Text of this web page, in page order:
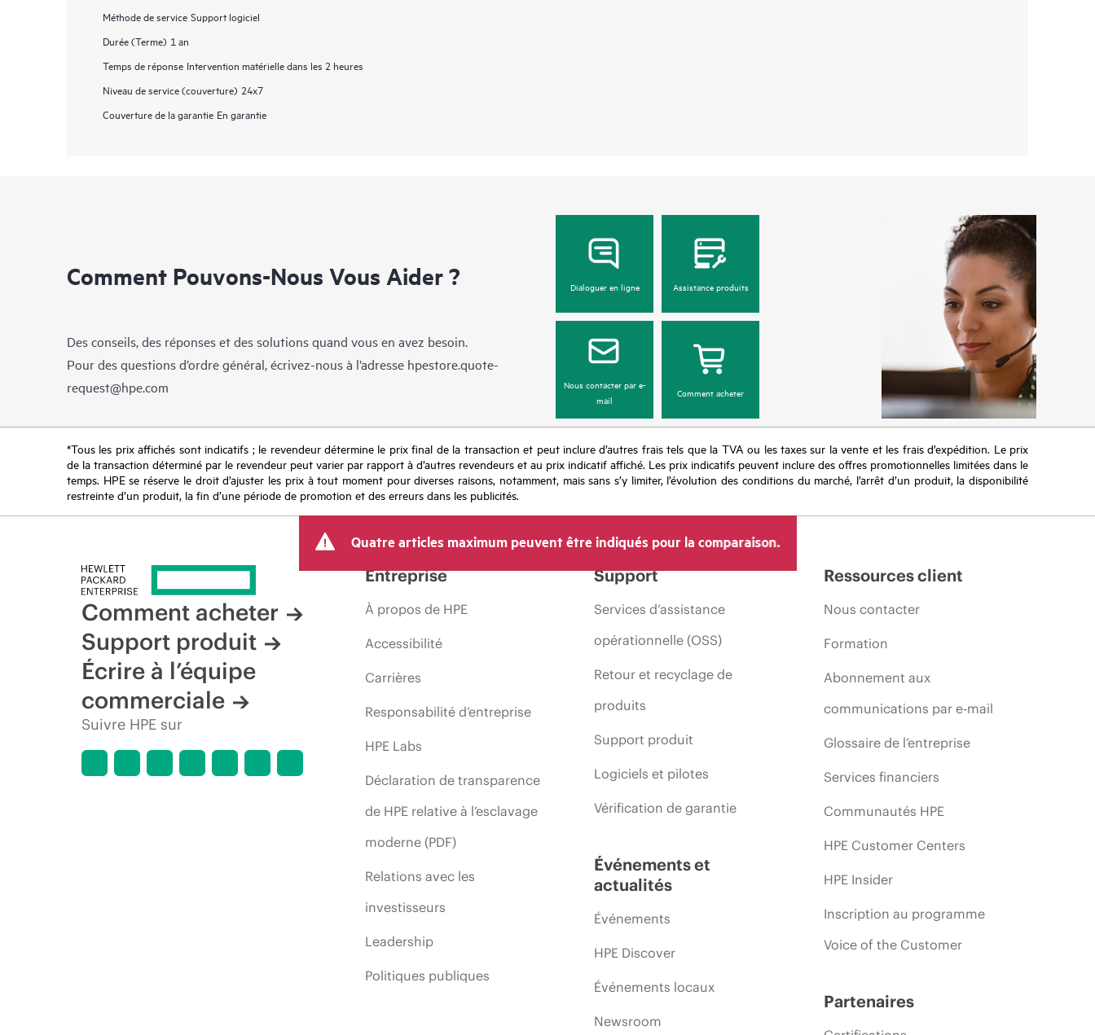
Méthode de service Support logiciel
Durée (Terme) 1 an
Temps de réponse Intervention matérielle dans les 2 heures
Niveau de service (couverture) 24x7
Couverture de la garantie En garantie
Comment Pouvons-Nous Vous Aider ?
Des conseils, des réponses et des solutions quand vous en avez besoin.
Pour des questions d’ordre général, écrivez-nous à l’adresse hpestore.quote-
request@hpe.com
Dialoguer en ligne Assistance produits
Nous contacter par e-
mail
Comment acheter
*Tous les prix affichés sont indicatifs ; le revendeur détermine le prix final de la transaction et peut inclure d’autres frais tels que la TVA ou les taxes sur la vente et les frais d’expédition. Le prix
de la transaction déterminé par le revendeur peut varier par rapport à d’autres revendeurs et au prix indicatif affiché. Les prix indicatifs peuvent inclure des offres promotionnelles limitées dans le
temps. HPE se réserve le droit d’ajuster les prix à tout moment pour diverses raisons, notamment, mais sans s’y limiter, l’évolution des conditions du marché, l’arrêt d’un produit, la disponibilité
restreinte d’un produit, la fin d’une période de promotion et des erreurs dans les publicités.
Quatre articles maximum peuvent être indiqués pour la comparaison.
Comment acheter
Support produit
Écrire à l’équipe
commerciale
Suivre HPE sur
Entreprise
À propos de HPE
Accessibilité
Carrières
Responsabilité d’entreprise
HPE Labs
Déclaration de transparence
de HPE relative à l’esclavage
moderne (PDF)
Relations avec les
investisseurs
Leadership
Politiques publiques
Support
Services d’assistance
opérationnelle (OSS)
Retour et recyclage de
produits
Support produit
Logiciels et pilotes
Vérification de garantie
Événements et
actualités
Événements
HPE Discover
Événements locaux
Newsroom
Ressources client
Nous contacter
Formation
Abonnement aux
communications par e-mail
Glossaire de l’entreprise
Services financiers
Communautés HPE
HPE Customer Centers
HPE Insider
Inscription au programme
Voice of the Customer
Partenaires